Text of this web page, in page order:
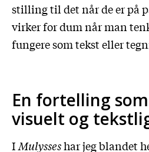
stilling til det når de er på
virker for dum når man
fungere som tekst eller
En fortelling
visuelt og
IMulysseshar jeg blandet